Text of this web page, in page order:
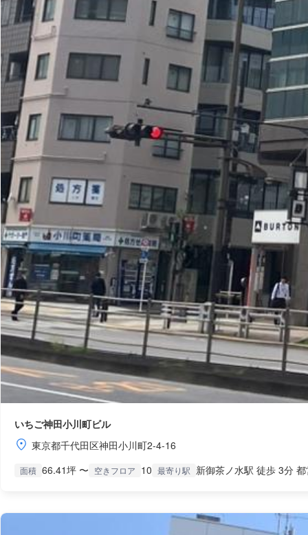
いちご神田小川町ビル
東京都千代田区神田小川町2-4-16
面積 66.41坪 〜 空きフロア 10 最寄り駅 新御茶ノ水駅 徒歩 3分